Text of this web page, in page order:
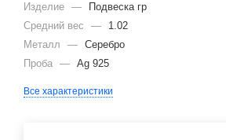
Изделие —
Подвеска гр
Средний вес
—
1.02
Металл
— Серебро
Проба — Ag 925
Все характеристики